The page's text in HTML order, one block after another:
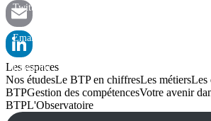
Twitter
Email
LinkedIn
Les espaces
Nos étudesLe BTP en chiffresLes métiersLes
BTPGestion des compétencesVotre avenir
BTPL'Observatoire